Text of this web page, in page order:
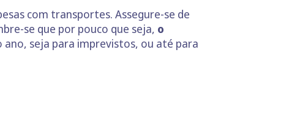
com transportes. Assegure-se de
se que por pouco que seja, o
seja para imprevistos, ou até para